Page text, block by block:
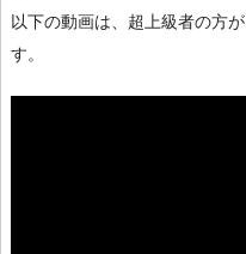
以下の動画は、超上級者の方
す。